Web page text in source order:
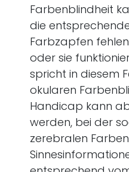
Farbenblindheit
die
Farbzapfen
oder sie
spricht in diesem
okularen
Handicap kann
werden, bei der
zerebralen